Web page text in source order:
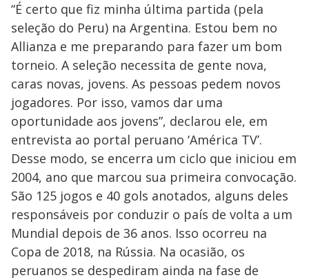
“É certo que fiz minha última partida (pela
seleção do Peru) na Argentina. Estou bem no
Allianza e me preparando para fazer um bom
torneio. A seleção necessita de gente nova,
caras novas, jovens. As pessoas pedem novos
jogadores. Por isso, vamos dar uma
oportunidade aos jovens”, declarou ele, em
entrevista ao portal peruano ‘América TV’.
Desse modo, se encerra um ciclo que iniciou em
2004, ano que marcou sua primeira convocação.
São 125 jogos e 40 gols anotados, alguns deles
responsáveis por conduzir o país de volta a um
Mundial depois de 36 anos. Isso ocorreu na
Copa de 2018, na Rússia. Na ocasião, os
peruanos se despediram ainda na fase de